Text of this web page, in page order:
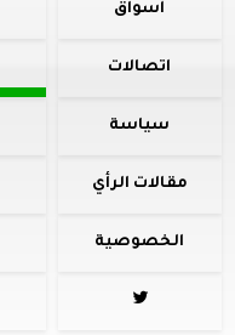
أسواق
اتصالات
سياسة
مقالات الرأي
الخصوصية
